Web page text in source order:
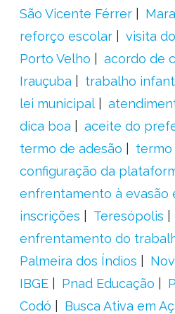
São Vicente Férrer
reforço escolar
visita
Porto Velho
acordo de
Irauçuba
trabalho
lei municipal
dica boa
aceite do
termo de adesão
termo
configuração da
enfrentamento à evasão
inscrições
Teresópolis
enfrentamento do
Palmeira dos Índios
IBGE
Pnad Educação
Codó
Busca Ativa em